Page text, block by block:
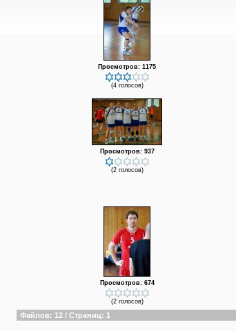
Просмотров: 1175
(4 голосов)
Просмотров: 937
(2 голосов)
Просмотров: 674
(2 голосов)
Файлов: 12 / Страниц: 1